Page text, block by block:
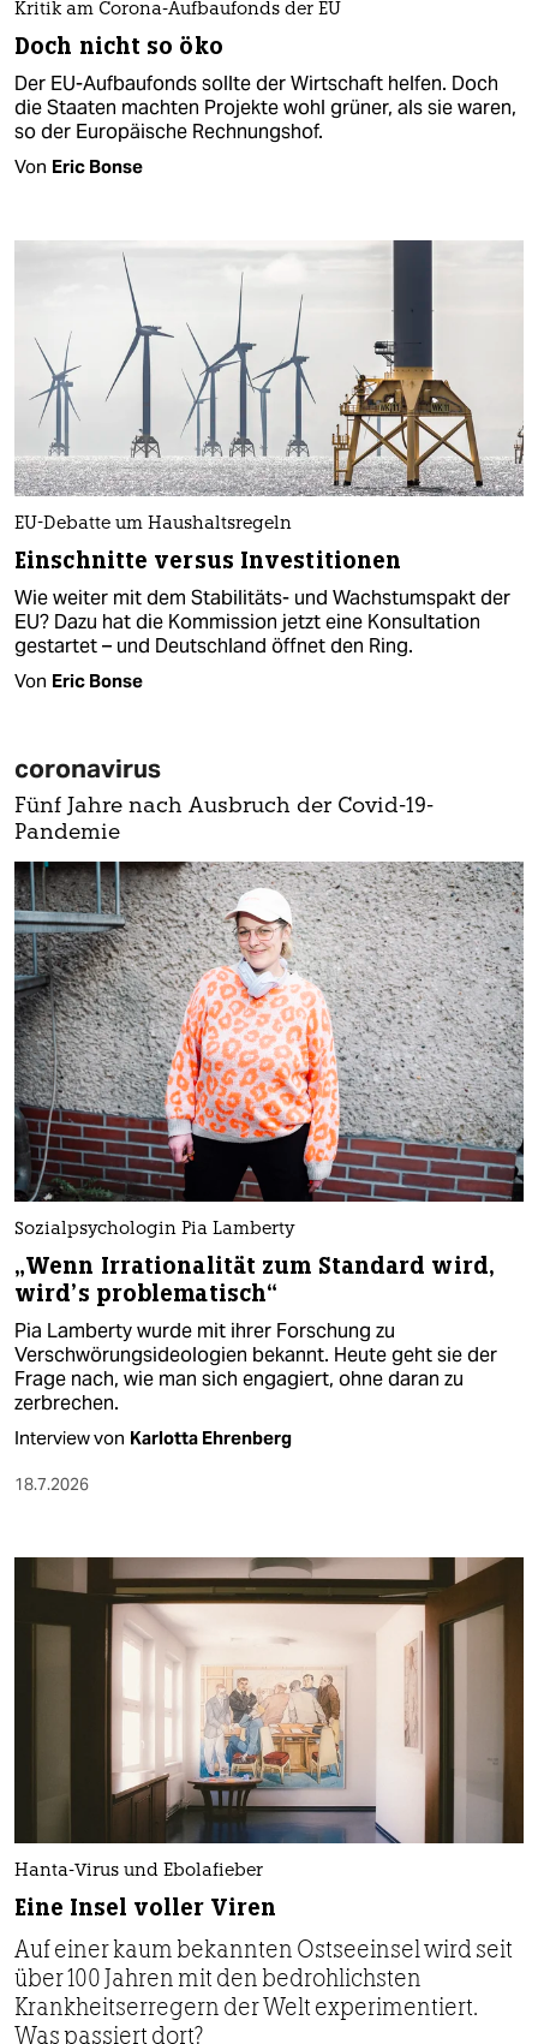
Kritik am Corona-Aufbaufonds der EU
Doch nicht so öko
Der EU-Aufbaufonds sollte der Wirtschaft helfen. Doch
die Staaten machten Projekte wohl grüner, als sie waren,
so der Europäische Rechnungshof.
Von Eric Bonse
EU-Debatte um Haushaltsregeln
Einschnitte versus Investitionen
Wie weiter mit dem Stabilitäts- und Wachstumspakt der
EU? Dazu hat die Kommission jetzt eine Konsultation
gestartet – und Deutschland öffnet den Ring.
Von Eric Bonse
coronavirus
Fünf Jahre nach Ausbruch der Covid-19-
Pandemie
Sozialpsychologin Pia Lamberty
„Wenn Irrationalität zum Standard wird,
wird’s problematisch“
Pia Lamberty wurde mit ihrer Forschung zu
Verschwörungsideologien bekannt. Heute geht sie der
Frage nach, wie man sich engagiert, ohne daran zu
zerbrechen.
Interview von Karlotta Ehrenberg
18.7.2026
Hanta-Virus und Ebolafieber
Eine Insel voller Viren
Auf einer kaum bekannten Ostseeinsel wird seit
über 100 Jahren mit den bedrohlichsten
Krankheitserregern der Welt experimentiert.
Was passiert dort?